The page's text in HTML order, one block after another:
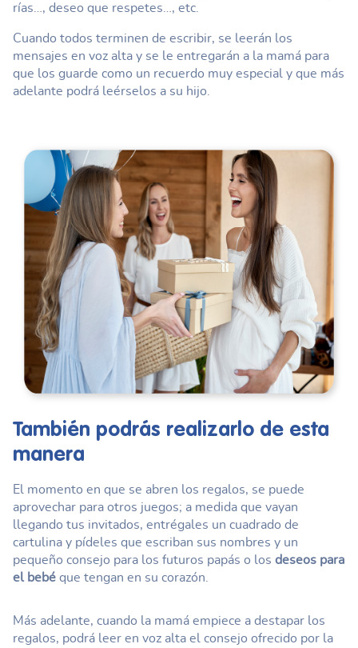
rías…, deseo que respetes…, etc.
Cuando todos terminen de escribir, se leerán los
mensajes en voz alta y se le entregarán a la mamá para
que los guarde como un recuerdo muy especial y que más
adelante podrá leérselos a su hijo.
También podrás realizarlo de esta
manera
El momento en que se abren los regalos, se puede
aprovechar para otros juegos; a medida que vayan
llegando tus invitados, entrégales un cuadrado de
cartulina y pídeles que escriban sus nombres y un
pequeño consejo para los futuros papás o los deseos para
el bebé que tengan en su corazón.
Más adelante, cuando la mamá empiece a destapar los
regalos, podrá leer en voz alta el consejo ofrecido por la